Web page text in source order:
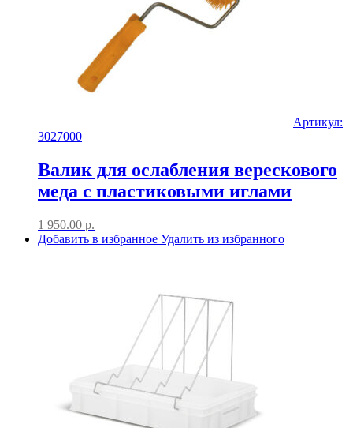
Артикул:
3027000
Валик для ослабления верескового
меда с пластиковыми иглами
1 950.00 р.
Добавить в избранное Удалить из избранного